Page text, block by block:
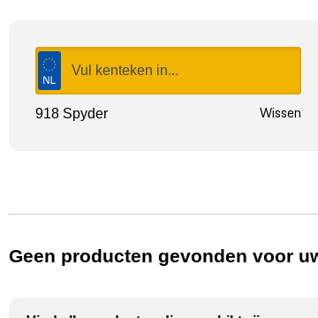
918 Spyder Wissen
Geen producten gevonden voor